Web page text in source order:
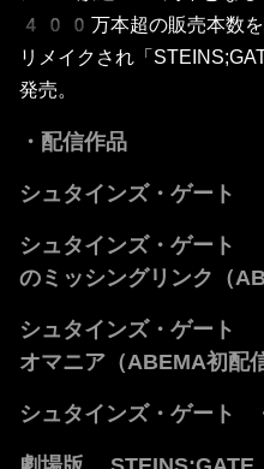
400万本超の販売本数を
リメイクされ「
発売。
・配信作品
シュタインズ・ゲート
シュタインズ・ゲ
のミッシングリンク（
シュタインズ・ゲー
オマニア（ABEMA初配信
シュタインズ・ゲート